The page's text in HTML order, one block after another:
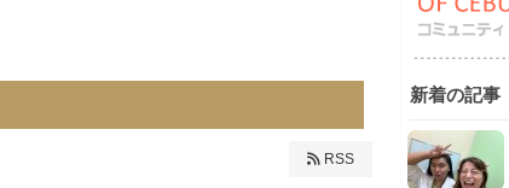
RSS
新着の記事